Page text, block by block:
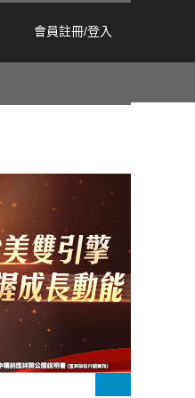
會員註冊/登入